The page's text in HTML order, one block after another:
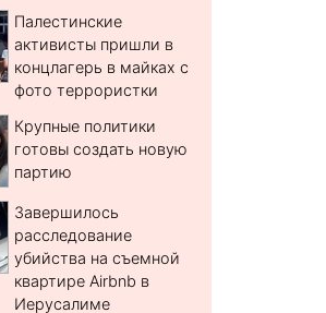
Палестинские
активисты пришли в
концлагерь в майках с
фото террористки
Крупные политики
готовы создать новую
партию
Завершилось
расследование
убийства на съемной
квартире Airbnb в
Иерусалиме